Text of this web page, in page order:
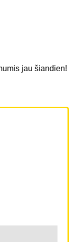
jau šiandien!